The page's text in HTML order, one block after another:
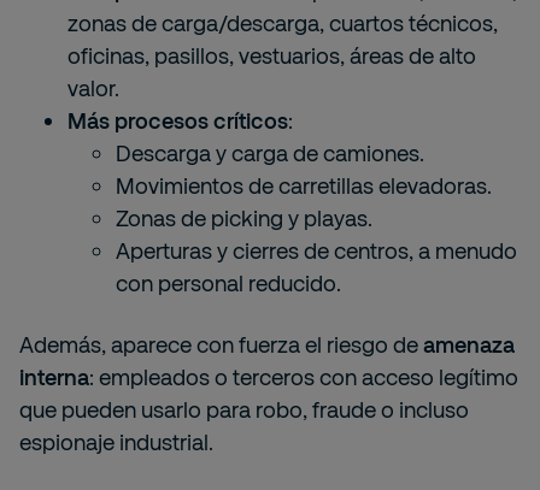
zonas de carga/descarga, cuartos técnicos,
oficinas, pasillos, vestuarios, áreas de alto
valor.
Más procesos críticos:
Descarga y carga de camiones.
Movimientos de carretillas elevadoras.
Zonas de picking y playas.
Aperturas y cierres de centros, a menudo
con personal reducido.
Además, aparece con fuerza el riesgo deamenaza
interna: empleados o terceros con acceso legítimo
que pueden usarlo para robo, fraude o incluso
espionaje industrial.